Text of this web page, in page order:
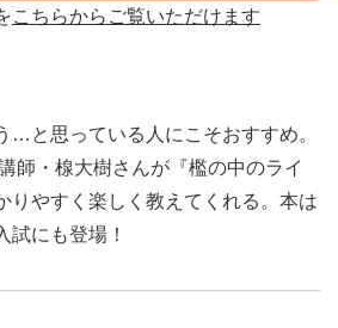
こちらからご覧いただけます
…と思っている人にこそおすすめ。
師・楾大樹さんが『檻の中のライ
りやすく楽しく教えてくれる。本は
試にも登場！